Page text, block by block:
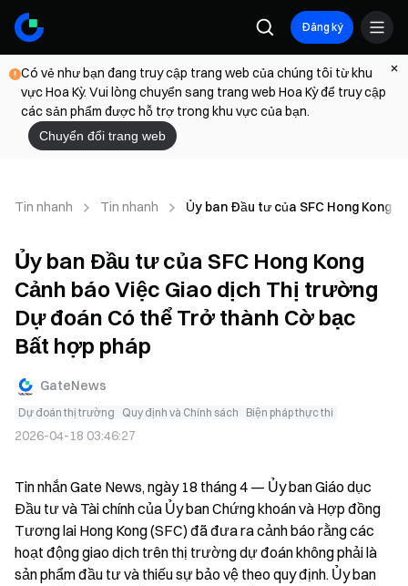
Đăng ký
Có vẻ như bạn đang truy cập trang web của chúng tôi từ khu
vực Hoa Kỳ. Vui lòng chuyển sang trang web Hoa Kỳ để truy cập
các sản phẩm được hỗ trợ trong khu vực của bạn.
Chuyển đổi trang web
Tin nhanh Tin nhanh Ủy ban Đầu tư của SFC Hong Kong
Ủy ban Đầu tư của SFC Hong Kong
Cảnh báo Việc Giao dịch Thị trường
Dự đoán Có thể Trở thành Cờ bạc
Bất hợp pháp
GateNews
Dự đoán thị trường Quy định và Chính sách Biện pháp thực thi
2026-04-18 03:46:27
Tin nhắn Gate News, ngày 18 tháng 4 — Ủy ban Giáo dục
Đầu tư và Tài chính của Ủy ban Chứng khoán và Hợp đồng
Tương lai Hong Kong (SFC) đã đưa ra cảnh báo rằng các
hoạt động giao dịch trên thị trường dự đoán không phải là
sản phẩm đầu tư và thiếu sự bảo vệ theo quy định. Ủy ban